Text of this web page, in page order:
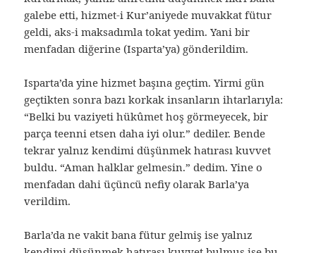
galebe etti, hizmet-i Kur’aniyede muvakkat fütur
geldi, aks-i maksadımla tokat yedim. Yani bir
menfadan diğerine (Isparta’ya) gönderildim.
Isparta’da yine hizmet başına geçtim. Yirmi gün
geçtikten sonra bazı korkak insanların ihtarlarıyla:
“Belki bu vaziyeti hükûmet hoş görmeyecek, bir
parça teenni etsen daha iyi olur.” dediler. Bende
tekrar yalnız kendimi düşünmek hatırası kuvvet
buldu. “Aman halklar gelmesin.” dedim. Yine o
menfadan dahi üçüncü nefiy olarak Barla’ya
verildim.
Barla’da ne vakit bana fütur gelmiş ise yalnız